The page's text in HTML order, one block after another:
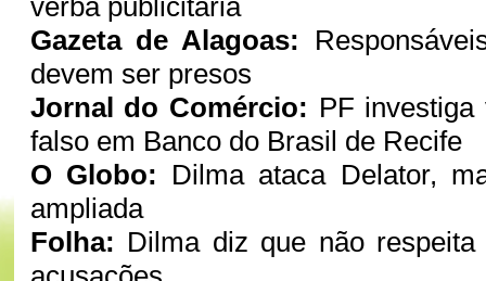
Gazeta de Alagoas:
devem ser presos
Jornal do Comércio: PF
falso em Banco do Brasil de Recife
O Globo: Dilma ataca Delator,
ampliada
Folha: Dilma diz que não